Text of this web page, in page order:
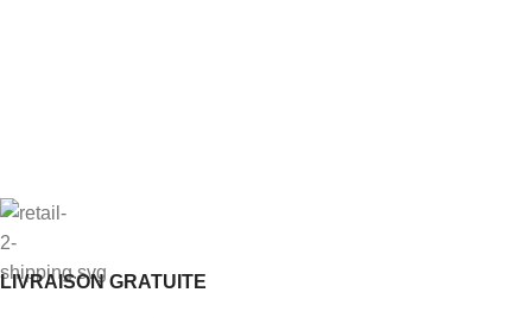
LIVRAISON GRATUITE